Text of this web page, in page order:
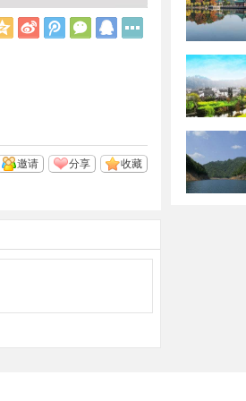
Q
新
浪
腾
讯
微
信
Q
收藏
分享
邀请